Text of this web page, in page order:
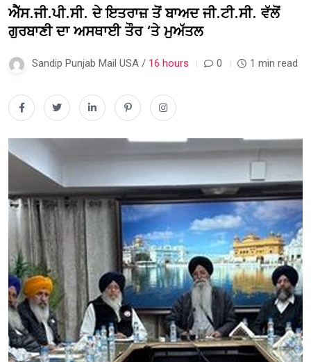
ਐੱਸ.ਜੀ.ਪੀ.ਸੀ. ਦੇ ਇਤਰਾਜ਼ ਤੋਂ ਬਾਅਦ ਜੀ.ਟੀ.ਸੀ. ਵੱਲੋਂ
ਗੁਰਬਾਣੀ ਦਾ ਅਸਥਾਈ ਤੌਰ ‘ਤੇ ਮੁਅੱਤਲ
Sandip Punjab Mail USA / 16 hours 0 1 min read